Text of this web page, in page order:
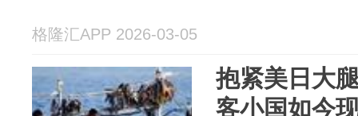
格隆汇APP 2026-03-05
抱紧美日大
客小国如今